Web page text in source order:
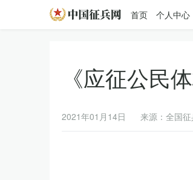
首页 个人中心
《应征公民
2021年01月14日 来源：全国